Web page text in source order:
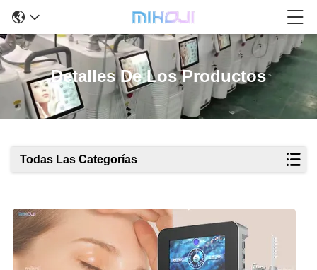
Detalles De Los Productos
Todas Las Categorías